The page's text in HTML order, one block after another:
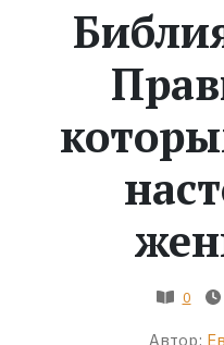
Экранизации
Коллекции
0
Автор: